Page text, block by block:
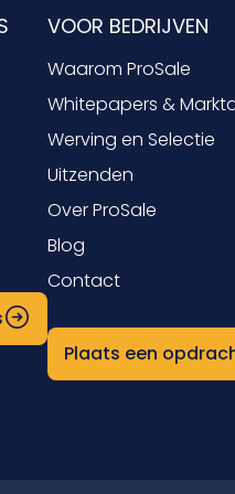
VOOR BEDRIJVEN
Waarom ProSale
Whitepapers &
Werving en Selectie
Uitzenden
Over ProSale
Blog
Contact
Plaats een